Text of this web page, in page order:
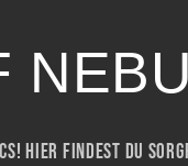
Hier findest du